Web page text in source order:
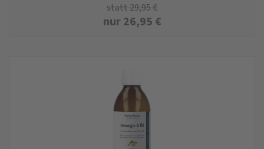
statt29,95€
nur26,95 €